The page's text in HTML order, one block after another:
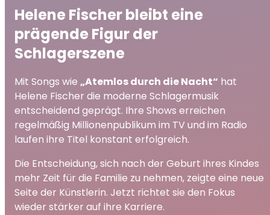
Helene Fischer bleibt eine
prägende Figur der
Schlagerszene
Mit Songs wie „Atemlos durch die Nacht“ hat
Helene Fischer die moderne Schlagermusik
entscheidend geprägt. Ihre Shows erreichen
regelmäßig Millionenpublikum im TV und im Radio
laufen ihre Titel konstant erfolgreich.
Die Entscheidung, sich nach der Geburt ihres Kindes
mehr Zeit für die Familie zu nehmen, zeigte eine neue
Seite der Künstlerin. Jetzt richtet sie den Fokus
wieder stärker auf ihre Karriere.